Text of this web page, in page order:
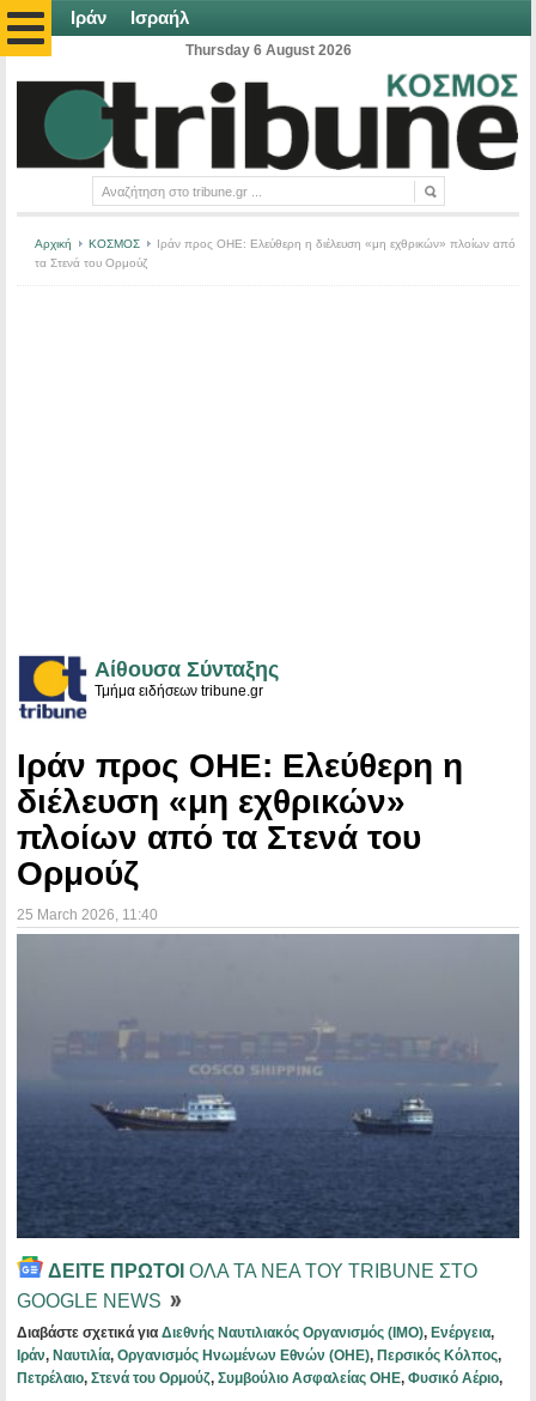
Ιράν Ισραήλ
Thursday 6 August 2026
Αρχική ΚΟΣΜΟΣ
Ιράν προς ΟΗΕ: Ελεύθερη η διέλευση «μη εχθρικών» πλοίων από
τα Στενά του Ορμούζ
Αίθουσα Σύνταξης
Τμήμα ειδήσεων tribune.gr
Ιράν προς ΟΗΕ: Ελεύθερη η
διέλευση «μη εχθρικών»
πλοίων από τα Στενά του
Ορμούζ
25 March 2026 , 11:40
ΔΕΙΤΕ ΠΡΩΤΟΙ ΟΛΑ ΤΑ ΝΕΑ ΤΟΥ TRIBUNE ΣΤΟ
GOOGLE NEWS
Διαβάστε σχετικά για Διεθνής Ναυτιλιακός Οργανισμός (IMO), Ενέργεια,
Ιράν, Ναυτιλία, Οργανισμός Ηνωμένων Εθνών (ΟΗΕ), Περσικός Κόλπος,
Πετρέλαιο, Στενά του Ορμούζ, Συμβούλιο Ασφαλείας ΟΗΕ, Φυσικό Αέριο,